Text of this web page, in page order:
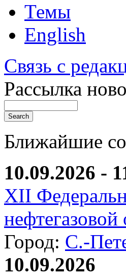
Темы
English
Связь с
Рассылка
Ближайшие
10.09.2026 -
XII
Город: С.-
10.09.2026